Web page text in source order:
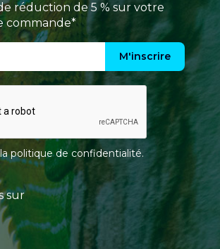
réduction de 5 % sur votre
commande*
M'inscrire
politique de confidentialité.
sur